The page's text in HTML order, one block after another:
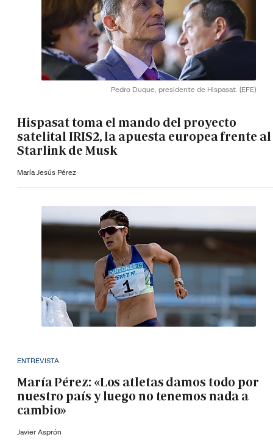
Pedro Duque, presidente de Hispasat. (EFE)
Hispasat toma el mando del proyecto
satelital IRIS2, la apuesta europea frente al
Starlink de Musk
María Jesús Pérez
ENTREVISTA
María Pérez: «Los atletas damos todo por
nuestro país y luego no tenemos nada a
cambio»
Javier Asprón